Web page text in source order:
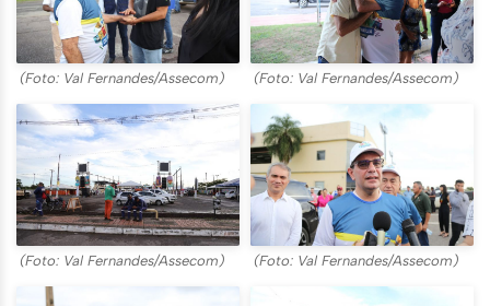
(Foto: Val Fernandes/Assecom) (Foto: Val Fernandes/Assecom)
(Foto: Val Fernandes/Assecom) (Foto: Val Fernandes/Assecom)